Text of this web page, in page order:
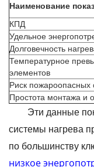
Наименование
КПД
Удельное
Долговечность
Температурное
элементов
Риск пожароопасных
Простота монтажа и
Эти данные
системы нагрева
по большинству
низкое